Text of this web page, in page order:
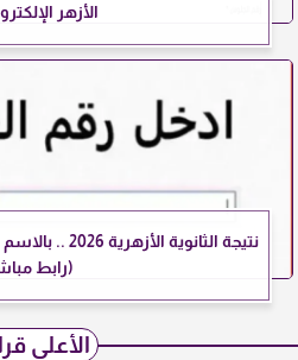
الأزهر
نتيجة
(رابط
الأعلى